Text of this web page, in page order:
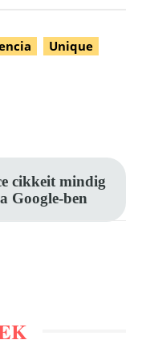
Unique
cikkeit mindig
Google-ben